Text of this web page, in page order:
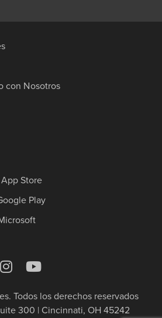
Todos los derechos reservados
300 | Cincinnati, OH 45242
con Nosotros
Store
Play